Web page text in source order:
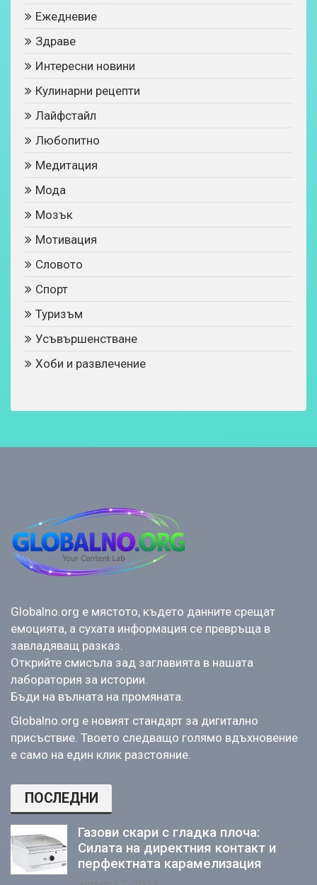
Ежедневие
Здраве
Интересни новини
Кулинарни рецепти
Лайфстайл
Любопитно
Медитация
Мода
Мозък
Мотивация
Словото
Спорт
Туризъм
Усъвършенстване
Хоби и развлечение
Globalno.org е мястото, където данните срещат
емоцията, а сухата информация се превръща в
завладяващ разказ.
Открийте смисъла зад заглавията в нашата
лаборатория за истории.
Бъди на вълната на промяната.
Globalno.org е новият стандарт за дигитално
присъствие. Твоето следващо голямо вдъхновение
е само на един клик разстояние.
ПОСЛЕДНИ
Газови скари с гладка плоча:
Силата на директния контакт и
перфектната карамелизация